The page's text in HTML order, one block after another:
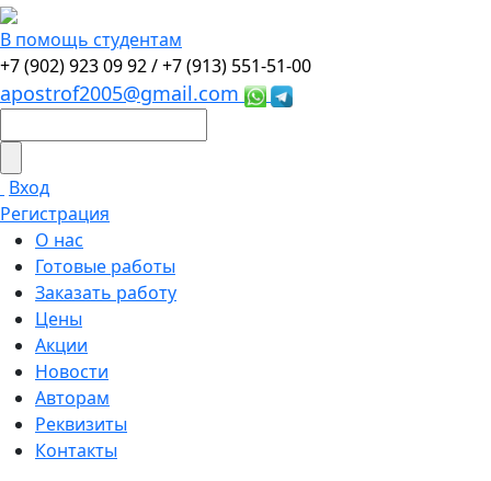
В помощь студентам
+7 (902) 923 09 92 /+7 (913) 551-51-00
apostrof2005@gmail.com
Вход
Регистрация
О нас
Готовые работы
Заказать работу
Цены
Акции
Новости
Авторам
Реквизиты
Контакты